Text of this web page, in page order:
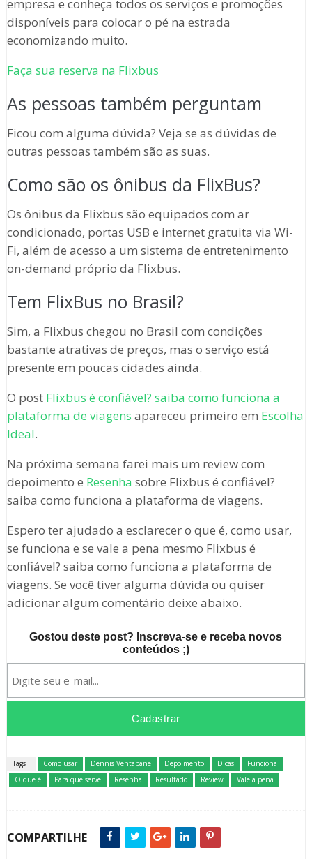
empresa e conheça todos os serviços e promoções
disponíveis para colocar o pé na estrada
economizando muito.
Faça sua reserva na Flixbus
As pessoas também perguntam
Ficou com alguma dúvida? Veja se as dúvidas de
outras pessoas também são as suas.
Como são os ônibus da FlixBus?
Os ônibus da Flixbus são equipados com ar
condicionado, portas USB e internet gratuita via Wi-
Fi, além de acesso a um sistema de entretenimento
on-demand próprio da Flixbus.
Tem FlixBus no Brasil?
Sim, a Flixbus chegou no Brasil com condições
bastante atrativas de preços, mas o serviço está
presente em poucas cidades ainda.
O post Flixbus é confiável? saiba como funciona a
plataforma de viagens apareceu primeiro em Escolha
Ideal.
Na próxima semana farei mais um review com
depoimento e Resenha sobre Flixbus é confiável?
saiba como funciona a plataforma de viagens.
Espero ter ajudado a esclarecer o que é, como usar,
se funciona e se vale a pena mesmo Flixbus é
confiável? saiba como funciona a plataforma de
viagens. Se você tiver alguma dúvida ou quiser
adicionar algum comentário deixe abaixo.
Gostou deste post? Inscreva-se e receba novos
conteúdos ;)
Tags : Como usar Dennis Ventapane Depoimento Dicas
Funciona
O que é
Para que serve Resenha Resultado Review Vale a pena
COMPARTILHE